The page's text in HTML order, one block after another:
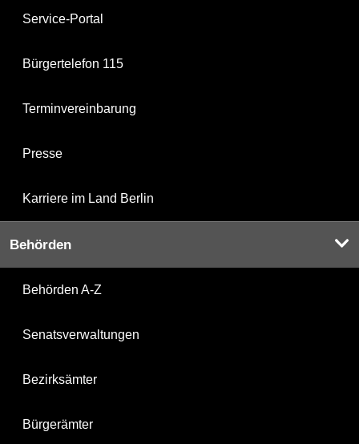
Service-Portal
Bürgertelefon 115
Terminvereinbarung
Presse
Karriere im Land Berlin
Behörden
Behörden A-Z
Senatsverwaltungen
Bezirksämter
Bürgerämter